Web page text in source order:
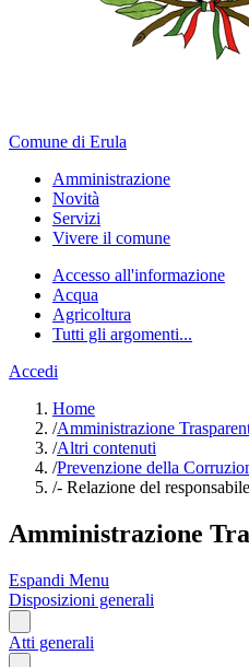
Comune di Erula
Amministrazione
Novità
Servizi
Vivere il comune
Accesso all'informazione
Acqua
Agricoltura
Tutti gli argomenti...
Accedi
Home
/Amministrazione
/Altri contenuti
/Prevenzione della
/- Relazione del
Amministrazione
Espandi Menu
Disposizioni generali
Atti generali